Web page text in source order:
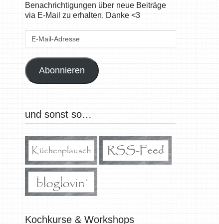
Benachrichtigungen über neue Beiträge
via E-Mail zu erhalten. Danke <3
E-
Abonnieren
und sonst so…
Kochkurse & Workshops